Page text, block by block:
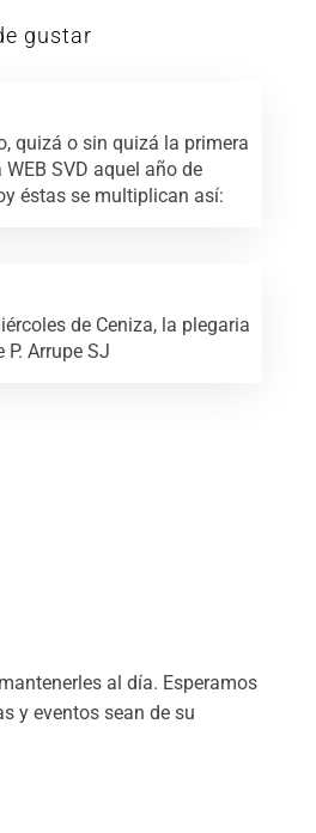
gustar
quizá o sin quizá la primera
SVD aquel año de
éstas se multiplican así:
de Ceniza, la plegaria
P. Arrupe SJ
al día. Esperamos
y eventos sean de su